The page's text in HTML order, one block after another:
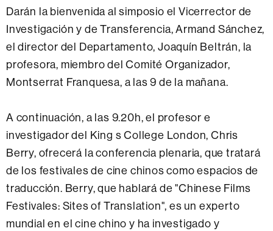
Darán la bienvenida al simposio el Vicerrector de
Investigación y de Transferencia, Armand Sánchez,
el director del Departamento, Joaquín Beltrán, la
profesora, miembro del Comité Organizador,
Montserrat Franquesa, a las 9 de la mañana.
A continuación, a las 9.20h, el profesor e
investigador del King s College London, Chris
Berry, ofrecerá la conferencia plenaria, que tratará
de los festivales de cine chinos como espacios de
traducción. Berry, que hablará de "Chinese Films
Festivales: Sites of Translation", es un experto
mundial en el cine chino y ha investigado y